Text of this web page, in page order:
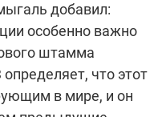
добавил:
особенно важно
штамма
что этот
в мире, и он